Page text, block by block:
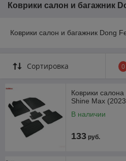
Коврики салон и багажник
Коврики салон и багажник Dong
Сортировка 0
Коврики
Shine Max
В наличии
133 руб.